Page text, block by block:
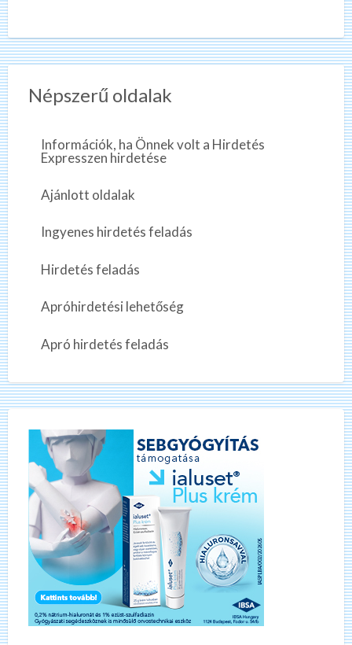
Népszerű oldalak
Információk, ha Önnek volt a Hirdetés
Expresszen hirdetése
Ajánlott oldalak
Ingyenes hirdetés feladás
Hirdetés feladás
Apróhirdetési lehetőség
Apró hirdetés feladás